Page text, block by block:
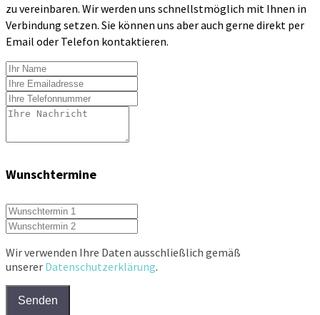
zu vereinbaren. Wir werden uns schnellstmöglich mit Ihnen in
Verbindung setzen. Sie können uns aber auch gerne direkt per
Email oder Telefon kontaktieren.
Wunschtermine
Wir verwenden Ihre Daten ausschließlich gemäß
unserer Datenschutzerklärung.
Senden